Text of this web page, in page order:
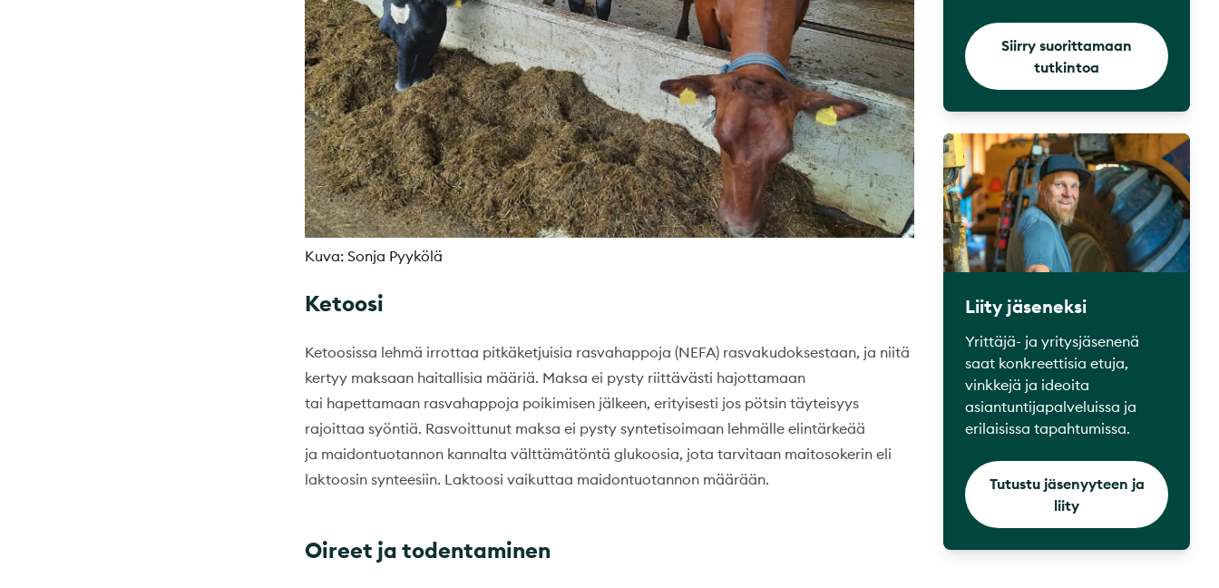
Kuva: Sonja Pyykölä
Ketoosi
Ketoosissa lehmä irrottaa pitkäketjuisia rasvahappoja (NEFA) rasvakudoksestaan, ja niitä
kertyy maksaan haitallisia määriä. Maksa ei pysty riittävästi hajottamaan
tai hapettamaan rasvahappoja poikimisen jälkeen, erityisesti jos pötsin täyteisyys
rajoittaa syöntiä. Rasvoittunut maksa ei pysty syntetisoimaan lehmälle elintärkeää
ja maidontuotannon kannalta välttämätöntä glukoosia, jota tarvitaan maitosokerin eli
laktoosin synteesiin. Laktoosi vaikuttaa maidontuotannon määrään.
Oireet ja todentaminen
Siirry suorittamaan
tutkintoa
Liity jäseneksi
Yrittäjä- ja yritysjäsenenä
saat konkreettisia etuja,
vinkkejä ja ideoita
asiantuntijapalveluissa ja
erilaisissa tapahtumissa.
Tutustu jäsenyyteen ja
liity